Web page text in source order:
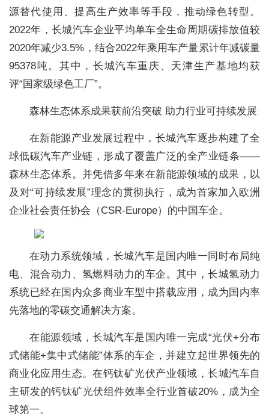
源替代使用、提高生产效率等手段，推动绿色转型。
2022年，长城汽车企业平均单车全生命周期碳排放值较
2020年减少3.5%，结合2022年乘用车产量累计年减碳量
95378吨。其中，长城汽车重庆、天津生产基地均获
评“国家级绿色工厂”。
森林生态体系成果获前沿突破 助力行业可持续发展
在新能源产业发展过程中，长城汽车逐步构建了全
球低碳汽车产业链，形成了覆盖广泛的全产业链条——
森林生态体系。并凭借多年来在新能源领域的成果，以
及对“可持续发展”理念的贯彻执行，成为首家加入欧洲
企业社会责任协会（CSR-Europe）的中国车企。
在动力系统领域，长城汽车是国内唯一同时布局纯
电、混合动力、氢燃料动力的车企。其中，长城氢动力
系统已经在国内众多商业车型中搭载应用，成为国内率
先落地的零碳交通解决方案。
在能源领域，长城汽车是国内唯一完成“光伏+分布
式储能+集中式储能”体系的车企，并建立起世界领先的
商业化应用生态。在钙钛矿光伏产业领域，长城汽车自
主研发的钙钛矿光伏组件效率全行业首破20%，成为全
球第一。